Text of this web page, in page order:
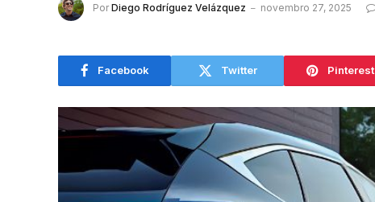
Por Diego Rodríguez Velázquez novembro 27, 2025
Facebook Twitter Pinterest